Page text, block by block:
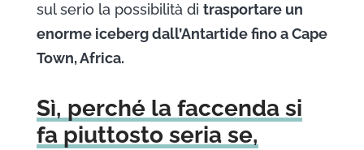
sul serio la possibilità di trasportare un
enorme iceberg dall’Antartide fino a Cape
Town, Africa.
Sì, perché la faccenda si
fa piuttosto seria se,